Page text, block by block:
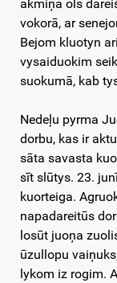
akmiņa ols
vokorā, ar
Bejom kluotyn
vysaiduokim
suokumā, kab
Nedeļu pyrma
dorbu, kas ir
sāta savasta
sīt slūtys. 23.
kuorteiga.
napadareitūs
losūt juoņa
ūzullopu
lykom iz rogim.